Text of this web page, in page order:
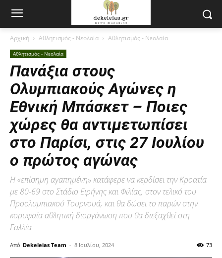
Αρχική Αθλητισμός - Νεολαία Αθλητισμός - Νεολαία
Αθλητισμός - Νεολαία
Πανάξια στους
Ολυμπιακούς Αγώνες η
Εθνική Μπάσκετ – Ποιες
χώρες θα αντιμετωπίσει
στο Παρίσι, στις 27 Ιουλίου
ο πρώτος αγώνας
Η «επίσημη αγαπημένη» κατάφερε να κερδίσει την Κροατία
με 80-69 στο Στάδιο Ειρήνης και Φιλίας, στον τελικό του
Προολυμπιακού Τουρνουά, και θα δώσει το παρών στην
κορυφαία αθλητική διοργάνωση που θα διεξαχθεί στη
Γαλλία
Από Dekeleias Team - 8 Ιουλίου, 2024 73